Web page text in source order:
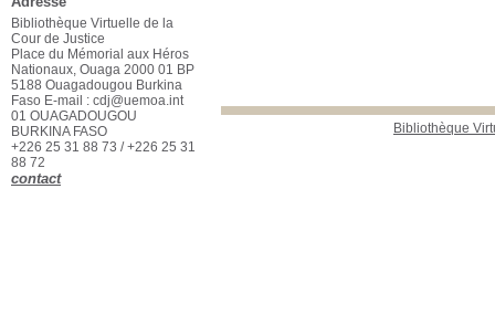
Bibliothèque
Bibliothèque Virtuelle de la
Cour de Justice
Place du Mémorial aux Héros
Nationaux, Ouaga 2000 01 BP
5188 Ouagadougou Burkina
Faso E-mail : cdj@uemoa.int
01 OUAGADOUGOU
BURKINA FASO
+226 25 31 88 73 / +226 25 31
88 72
contact